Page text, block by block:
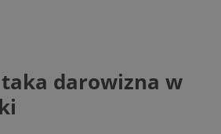
darowizna w